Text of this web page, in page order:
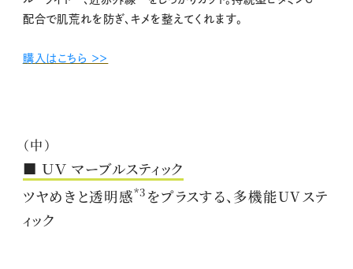
配合で肌荒れを防ぎ、キメを整えてくれます。
購入はこちら ＞＞
（中）
■ ＵＶ マーブルスティック
ツヤめきと透明感*3 をプラスする、多機能UVステ
ィック